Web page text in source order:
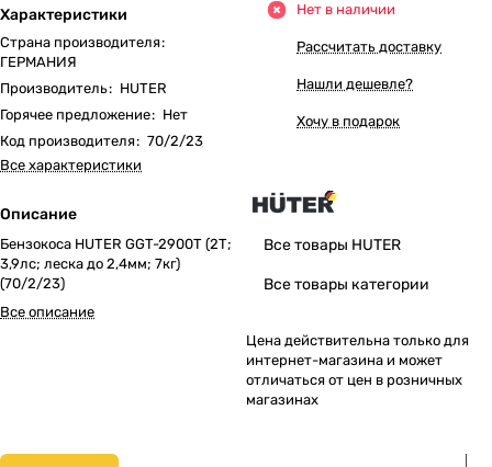
Характеристики
Страна производителя:
ГЕРМАНИЯ
Производитель: HUTER
Горячее предложение: Нет
Код производителя: 70/2/23
Все характеристики
Описание
Бензокоса HUTER GGT-2900T (2Т;
3,9лс; леска до 2,4мм; 7кг)
(70/2/23)
Все описание
Нет в наличии
Рассчитать доставку
Нашли дешевле?
Хочу в подарок
Все товары HUTER
Все товары категории
Цена действительна только для
интернет-магазина и может
отличаться от цен в розничных
магазинах